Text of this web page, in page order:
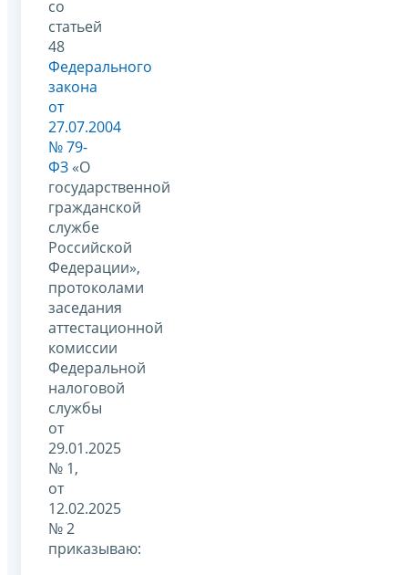
со
статьей
48
Федерального
закона
от
27.07.2004
№ 79-
ФЗ «О
государственной
гражданской
службе
Российской
Федерации»,
протоколами
заседания
аттестационной
комиссии
Федеральной
налоговой
службы
от
29.01.2025
№ 1,
от
12.02.2025
№ 2
приказываю: